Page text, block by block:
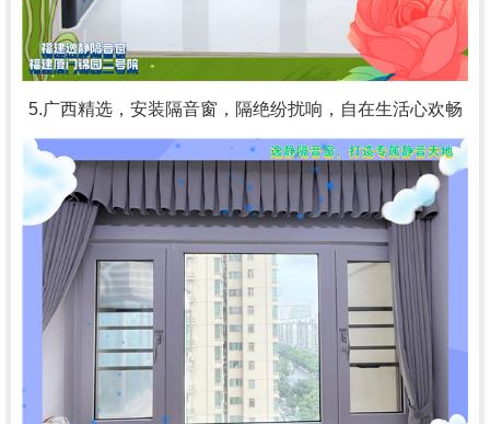
5.广西精选，安装隔音窗，隔绝纷扰响，自在生活心欢畅